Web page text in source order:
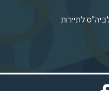
לתיירות